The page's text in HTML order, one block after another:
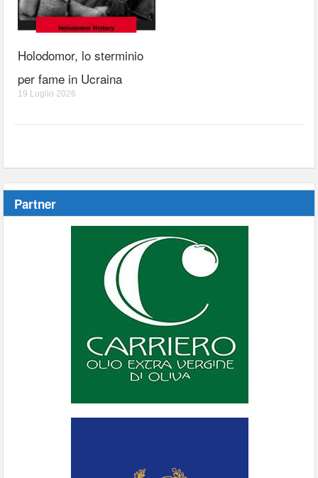
Holodomor, lo sterminio
per fame in Ucraina
19 Luglio 2026
Partner